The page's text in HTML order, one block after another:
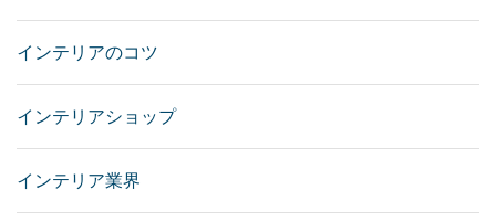
インテリアのコツ
インテリアショップ
インテリア業界